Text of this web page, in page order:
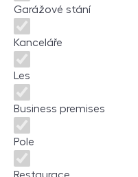
Garážové stání
Kanceláře
Les
Business premises
Pole